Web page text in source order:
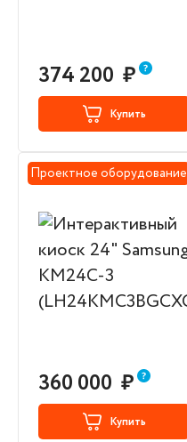
374 200 ₽
Купить
Проектное оборудование
360 000 ₽
Купить